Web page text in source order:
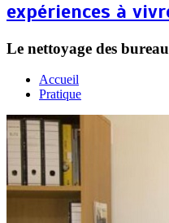
expériences à
Le nettoyage des
Accueil
Pratique